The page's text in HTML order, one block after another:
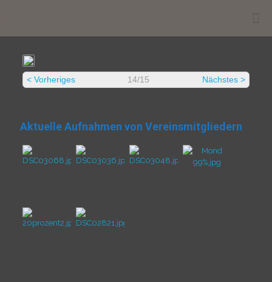
< Vorheriges 14/15 Nächstes >
Aktuelle Aufnahmen von Vereinsmitgliedern